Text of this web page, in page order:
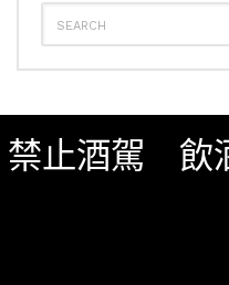
SEARCH
FOR:
影音內容
禁止酒駕 飲